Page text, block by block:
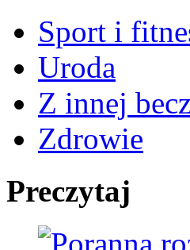
Sport i
Uroda
Z innej
Zdrowie
Preczytaj